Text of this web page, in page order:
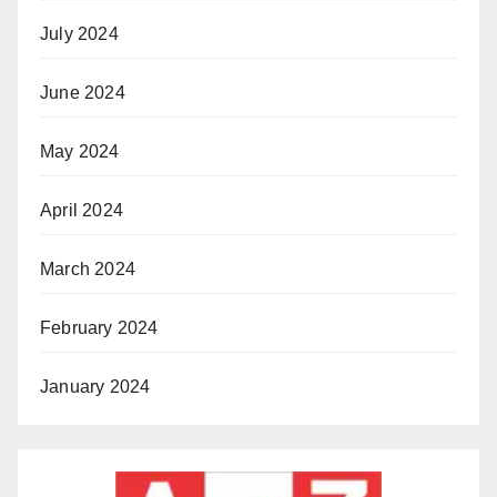
July 2024
June 2024
May 2024
April 2024
March 2024
February 2024
January 2024